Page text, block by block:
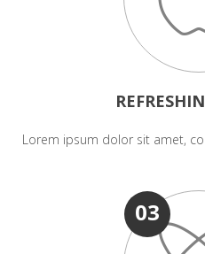
Lorem ipsum dolor sit amet,
03